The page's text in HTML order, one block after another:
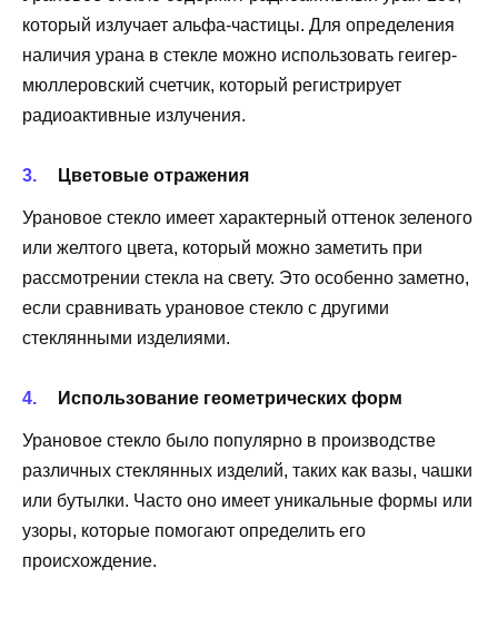
который излучает альфа-частицы. Для определения
наличия урана в стекле можно использовать геигер-
мюллеровский счетчик, который регистрирует
радиоактивные излучения.
Цветовые отражения
Урановое стекло имеет характерный оттенок зеленого
или желтого цвета, который можно заметить при
рассмотрении стекла на свету. Это особенно заметно,
если сравнивать урановое стекло с другими
стеклянными изделиями.
Использование геометрических форм
Урановое стекло было популярно в производстве
различных стеклянных изделий, таких как вазы, чашки
или бутылки. Часто оно имеет уникальные формы или
узоры, которые помогают определить его
происхождение.